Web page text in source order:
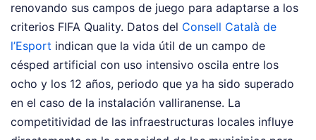
renovando sus campos de juego para adaptarse a los
criterios FIFA Quality. Datos del Consell Català de
l’Esport indican que la vida útil de un campo de
césped artificial con uso intensivo oscila entre los
ocho y los 12 años, periodo que ya ha sido superado
en el caso de la instalación valliranense. La
competitividad de las infraestructuras locales influye